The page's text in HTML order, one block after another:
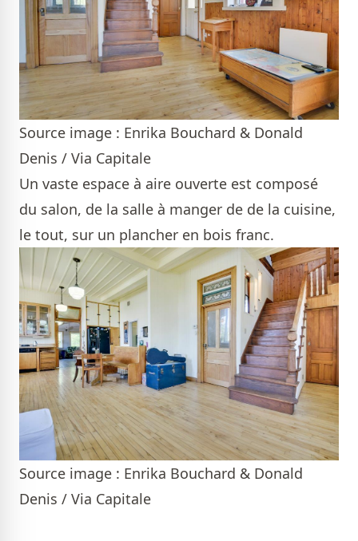
Source image : Enrika Bouchard & Donald
Denis / Via Capitale
Un vaste espace à aire ouverte est composé
du salon, de la salle à manger de de la cuisine,
le tout, sur un plancher en bois franc.
Source image : Enrika Bouchard & Donald
Denis / Via Capitale